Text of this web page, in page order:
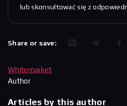
lub skonsultować się z
Share or save:
Whitemarket
Author
Articles by this author